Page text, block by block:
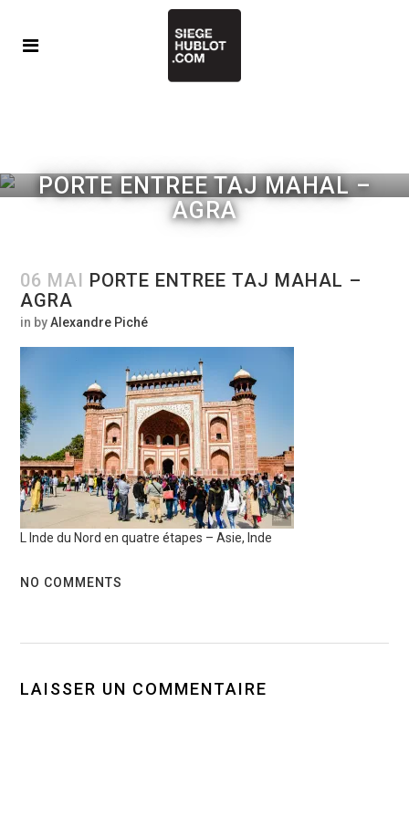
PORTE ENTREE TAJ MAHAL –
AGRA
06 MAI PORTE ENTREE TAJ MAHAL –
AGRA
in byAlexandre Piché
L Inde du Nord en quatre étapes – Asie, Inde
NO COMMENTS
LAISSER UN COMMENTAIRE